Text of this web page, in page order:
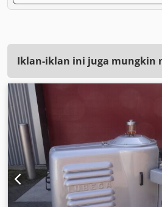
Iklan-iklan ini juga mungkin